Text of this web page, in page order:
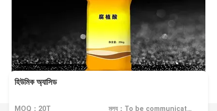
হিউমিক অ্যাসিড
MOQ：20T মূল্য：To be communicated